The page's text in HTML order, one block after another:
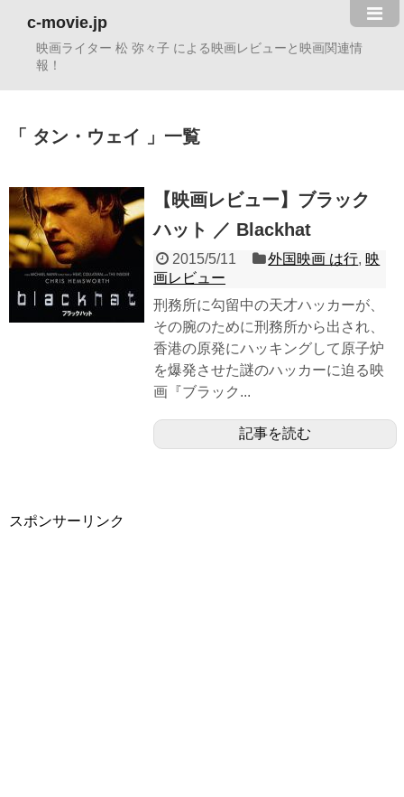
c-movie.jp
映画ライター 松 弥々子 による映画レビューと映画関連情
報！
タン・ウェイ 一覧
【映画レビュー】ブラック
ハット ／ Blackhat
2015/5/11 外国映画 は行, 映
画レビュー
刑務所に勾留中の天才ハッカーが、
その腕のために刑務所から出され、
香港の原発にハッキングして原子炉
を爆発させた謎のハッカーに迫る映
画『ブラック...
記事を読む
スポンサーリンク